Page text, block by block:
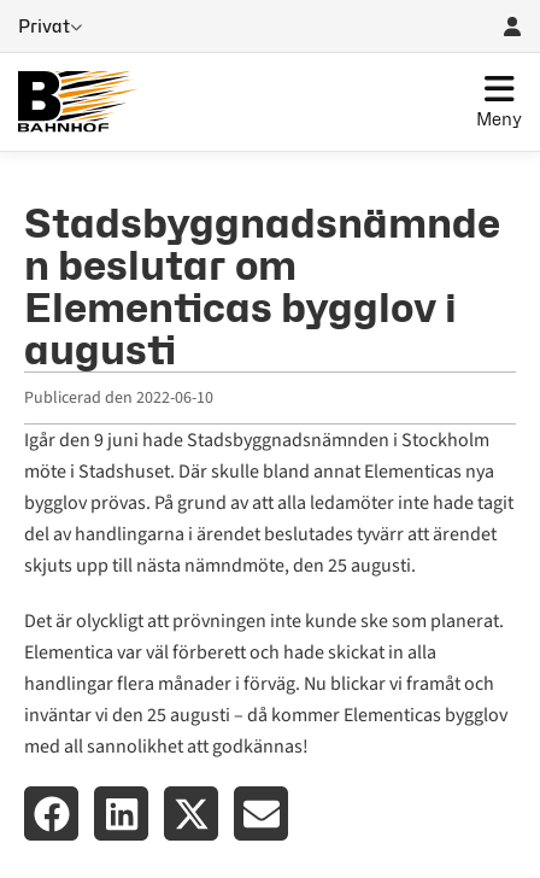
Privat
Meny
Stadsbyggnadsnämnde
n beslutar om
Elementicas bygglov i
augusti
Publicerad den 2022-06-10
Igår den 9 juni hade Stadsbyggnadsnämnden i Stockholm
möte i Stadshuset. Där skulle bland annat Elementicas nya
bygglov prövas. På grund av att alla ledamöter inte hade tagit
del av handlingarna i ärendet beslutades tyvärr att ärendet
skjuts upp till nästa nämndmöte, den 25 augusti.
Det är olyckligt att prövningen inte kunde ske som planerat.
Elementica var väl förberett och hade skickat in alla
handlingar flera månader i förväg. Nu blickar vi framåt och
inväntar vi den 25 augusti – då kommer Elementicas bygglov
med all sannolikhet att godkännas!